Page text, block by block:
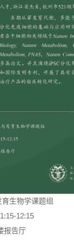
生物学课题组
12:15
告厅